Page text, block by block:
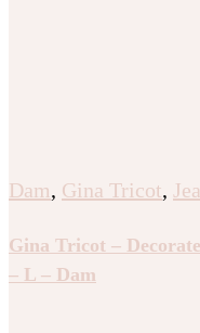
Dam, Gina Tricot,
Gina Tricot –
– L – Dam